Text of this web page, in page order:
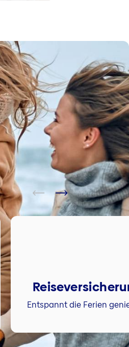
Entspannt die Ferien